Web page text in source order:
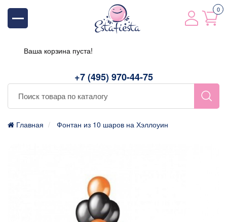
+7 (495) 970-44-75
0
Ваша корзина пуста!
Главная Фонтан из 10 шаров на Хэллоуин